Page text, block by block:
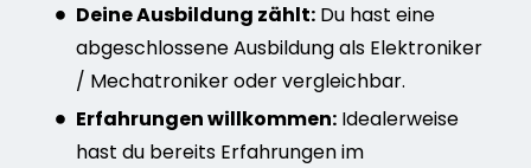
Deine Ausbildung zählt: Du hast eine
abgeschlossene Ausbildung als Elektroniker
/ Mechatroniker oder vergleichbar.
Erfahrungen willkommen: Idealerweise
hast du bereits Erfahrungen im